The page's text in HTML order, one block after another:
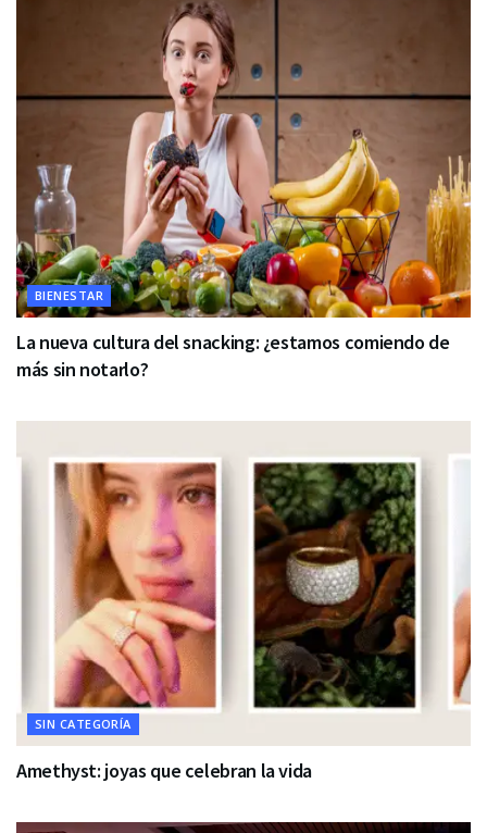
BIENESTAR
La nueva cultura del snacking: ¿estamos comiendo de
más sin notarlo?
SIN CATEGORÍA
Amethyst: joyas que celebran la vida